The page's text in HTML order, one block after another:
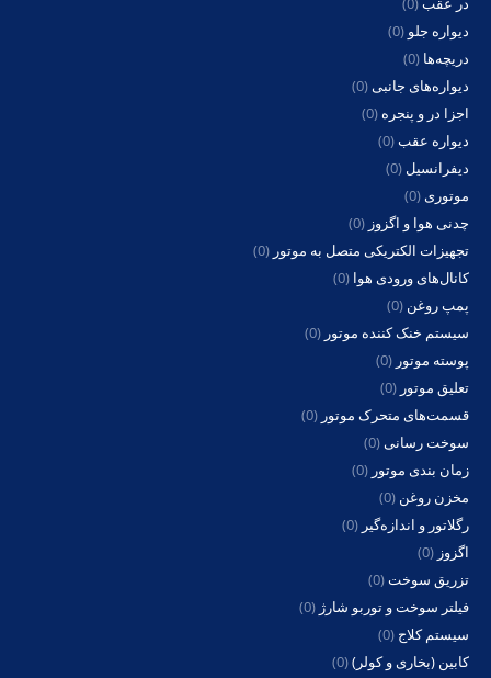
دیواره جلو (0)
دریچه‌ها (0)
دیواره‌های جانبی(0)
اجزا در و پنجره (0)
دیواره عقب(0)
دیفرانسیل (0)
موتوری(0)
چدنی هوا و اگزوز (0)
تجهیزات الکتریکی متصل به موتور (0)
کانال‌های ورودی هوا (0)
پمپ روغن (0)
سیستم خنک کننده موتور (0)
پوسته موتور (0)
تعلیق موتور (0)
قسمت‌های متحرک موتور (0)
سوخت رسانی(0)
زمان بندی موتور (0)
مخزن روغن (0)
رگلاتور و اندازه‌گیر (0)
اگزوز (0)
تزریق سوخت(0)
فیلتر سوخت و توربو شارژ (0)
سیستم کلاج (0)
کابین (بخاری و کولر)(0)